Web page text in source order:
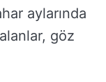
aylarında
göz